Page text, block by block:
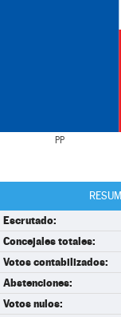
PP
Escrutado:
Concejales totales:
Votos contabilizados:
Abstenciones:
Votos nulos: